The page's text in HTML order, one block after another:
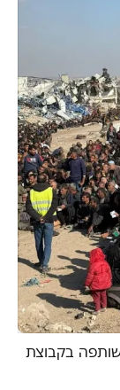
בקבוצת